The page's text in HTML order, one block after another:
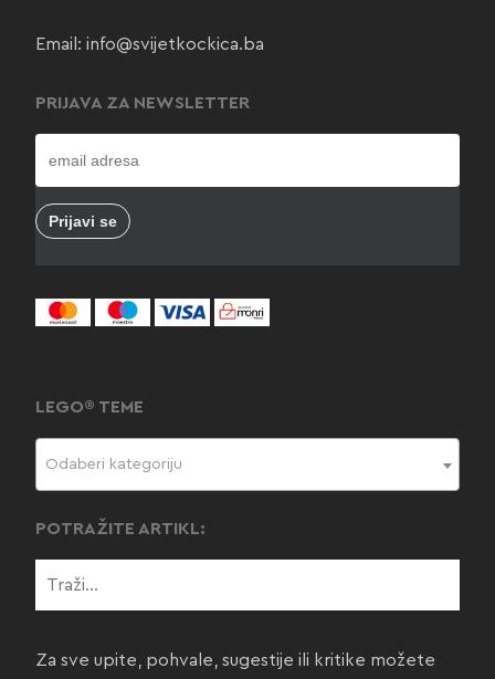
Email: info@svijetkockica.ba
PRIJAVA ZA NEWSLETTER
LEGO® TEME
Odaberi kategoriju
POTRAŽITE ARTIKL:
Za sve upite, pohvale, sugestije ili kritike možete